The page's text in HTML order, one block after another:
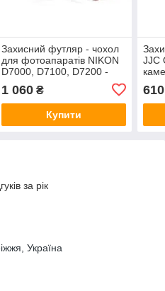
Захисний футляр - чохол
для фотоапаратів NIKON
D7000, D7100, D7200 -
1 060₴
Купити
JJC
610
за рік
Україна